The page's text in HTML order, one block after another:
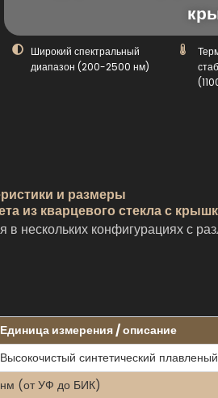
Широкий спектральный
диапазон (200-2500 нм)
и размеры
из кварцевого стекла с
конфигурациях с
Единица измерения / описание
Высокочистый синтетический
нм (от УФ до БИК)